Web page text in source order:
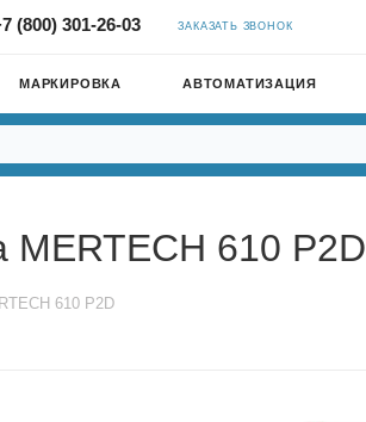
(800) 301-26-03 ЗАКАЗАТЬ ЗВОНОК
МАРКИРОВКА АВТОМАТИЗАЦИЯ
MERTECH 610 P2D
610 P2D